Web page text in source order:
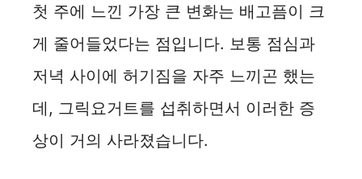
첫 주에 느낀 가장 큰 변화는 배고픔이 크
게 줄어들었다는 점입니다. 보통 점심과
저녁 사이에 허기짐을 자주 느끼곤 했는
데, 그릭요거트를 섭취하면서 이러한 증
상이 거의 사라졌습니다.